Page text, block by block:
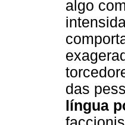
algo
das
língua